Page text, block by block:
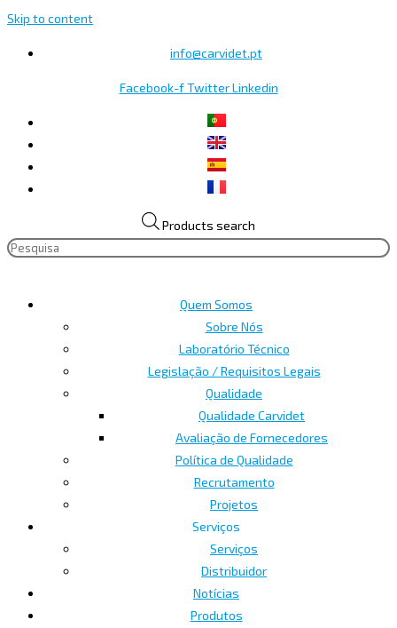
Skip to content
info@carvidet.pt
Facebook-f Twitter Linkedin
Products search
Quem Somos
Sobre Nós
Laboratório Técnico
Legislação / Requisitos Legais
Qualidade
Qualidade Carvidet
Avaliação de Fornecedores
Política de Qualidade
Recrutamento
Projetos
Serviços
Serviços
Distribuidor
Notícias
Produtos